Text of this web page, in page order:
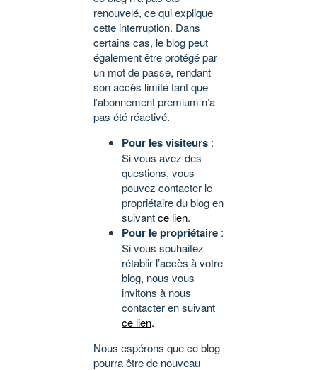
renouvelé, ce qui explique
cette interruption. Dans
certains cas, le blog peut
également être protégé par
un mot de passe, rendant
son accès limité tant que
l’abonnement premium n’a
pas été réactivé.
Pour les visiteurs :
Si vous avez des
questions, vous
pouvez contacter le
propriétaire du blog en
suivantce lien.
Pour le propriétaire :
Si vous souhaitez
rétablir l’accès à votre
blog, nous vous
invitons à nous
contacter en suivant
ce lien.
Nous espérons que ce blog
pourra être de nouveau